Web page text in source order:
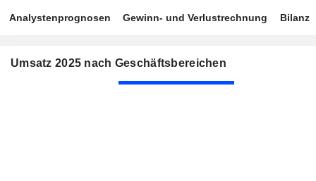
Analystenprognosen Gewinn- und Verlustrechnung Bilanz
Umsatz 2025 nach Geschäftsbereichen